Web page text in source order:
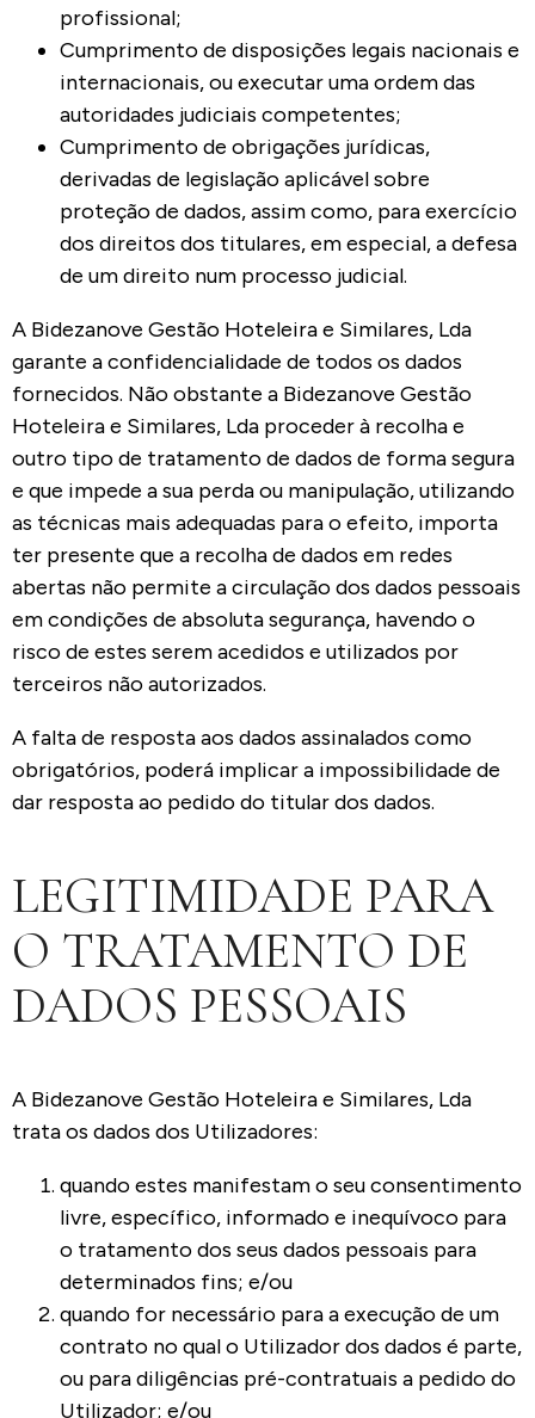
profissional;
Cumprimento de disposições legais nacionais e
internacionais, ou executar uma ordem das
autoridades judiciais competentes;
Cumprimento de obrigações jurídicas,
derivadas de legislação aplicável sobre
proteção de dados, assim como, para exercício
dos direitos dos titulares, em especial, a defesa
de um direito num processo judicial.
A Bidezanove Gestão Hoteleira e Similares, Lda
garante a confidencialidade de todos os dados
fornecidos. Não obstante a Bidezanove Gestão
Hoteleira e Similares, Lda proceder à recolha e
outro tipo de tratamento de dados de forma segura
e que impede a sua perda ou manipulação, utilizando
as técnicas mais adequadas para o efeito, importa
ter presente que a recolha de dados em redes
abertas não permite a circulação dos dados pessoais
em condições de absoluta segurança, havendo o
risco de estes serem acedidos e utilizados por
terceiros não autorizados.
A falta de resposta aos dados assinalados como
obrigatórios, poderá implicar a impossibilidade de
dar resposta ao pedido do titular dos dados.
LEGITIMIDADE PARA
O TRATAMENTO DE
DADOS PESSOAIS
A Bidezanove Gestão Hoteleira e Similares, Lda
trata os dados dos Utilizadores:
quando estes manifestam o seu consentimento
livre, específico, informado e inequívoco para
o tratamento dos seus dados pessoais para
determinados fins; e/ou
quando for necessário para a execução de um
contrato no qual o Utilizador dos dados é parte,
ou para diligências pré-contratuais a pedido do
Utilizador; e/ou